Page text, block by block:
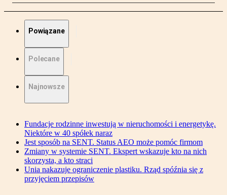
Powiązane
Polecane
Najnowsze
Fundacje rodzinne inwestują w nieruchomości i energetykę.
Niektóre w 40 spółek naraz
Jest sposób na SENT. Status AEO może pomóc firmom
Zmiany w systemie SENT. Ekspert wskazuje kto na nich
skorzysta, a kto straci
Unia nakazuje ograniczenie plastiku. Rząd spóźnia się z
przyjęciem przepisów